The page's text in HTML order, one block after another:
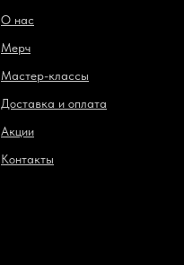
О нас
Мерч
Мастер-классы
Доставка и оплата
Акции
Контакты